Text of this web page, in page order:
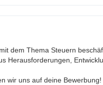
dem Thema Steuern
Herausforderungen,
wir uns auf deine Bewerbung!